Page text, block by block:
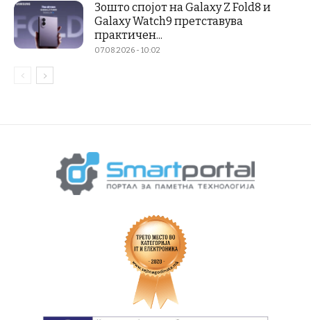
Зошто спојот на Galaxy Z Fold8 и
Galaxy Watch9 претставува
практичен...
07.08.2026 - 10:02